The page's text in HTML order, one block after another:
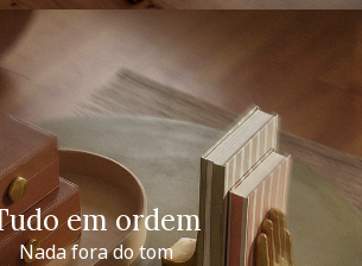
em ordem
Nada fora do tom